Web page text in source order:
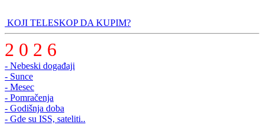
KOJI TELESKOP DA KUPIM?
2 0 2 6
- Nebeski događaji
- Sunce
- Mesec
- Pomračenja
- Godišnja doba
- Gde su ISS, sateliti..